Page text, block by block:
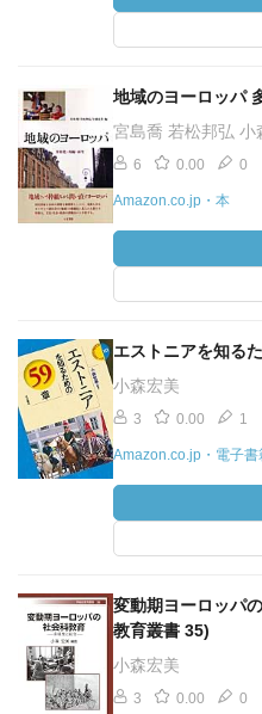
地域のヨーロッパ
宮島喬 若松邦弘 小
6 0.00 0
Amazon.co.jp・本
エストニアを知る
小森宏美
3 0.00 1
Amazon.co.jp・電子書
変動期ヨーロッパ
教育叢書 35)
小森宏美
3 0.00 0